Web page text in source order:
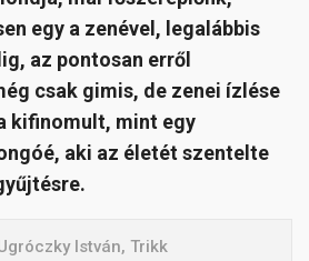
egy a zenével, legalábbis
az pontosan erről
csak gimis, de zenei ízlése
kifinomult, mint egy
aki az életét szentelte
István, Trikk